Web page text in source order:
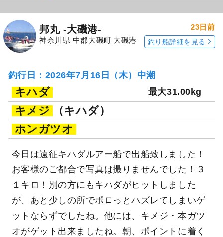
邦丸 -大磯港-
神奈川県 中郡大磯町 大磯港
23日前
釣り船詳細を見る
釣行日：2026年7月16日（木）中潮
キハダ 最大31.00kg
キメジ
（キハダ）
ホンガツオ
今日は遠征キハダルアー船で出船致しました！
お客様のご都合で写真は撮りませんでした！３
１キロ！別の方にもキハダがヒットしました
が、あと少しの所でポロっとハズレてしまいゲ
ットならずでしたね。他には、キメジ・本ガツ
オがゲット出来ましたね。朝、ポイントに着く